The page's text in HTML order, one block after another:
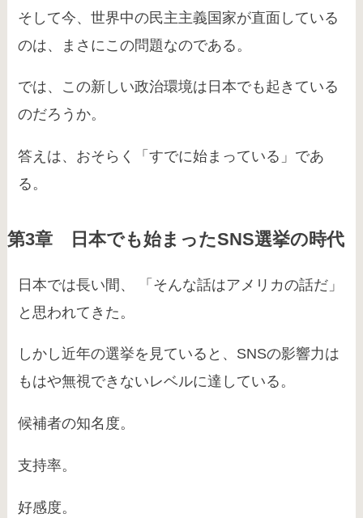
そして今、世界中の民主主義国家が直面している
のは、まさにこの問題なのである。
では、この新しい政治環境は日本でも起きている
のだろうか。
答えは、おそらく「すでに始まっている」であ
る。
第3章 日本でも始まったSNS選挙の時代
日本では長い間、 「そんな話はアメリカの話だ」
と思われてきた。
しかし近年の選挙を見ていると、SNSの影響力は
もはや無視できないレベルに達している。
候補者の知名度。
支持率。
好感度。